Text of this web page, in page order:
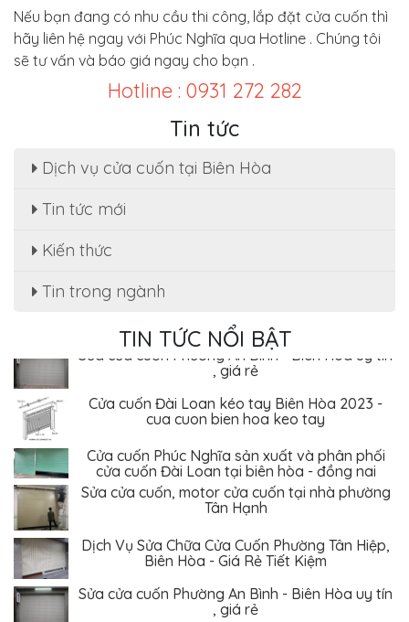
Nếu bạn đang có nhu cầu thi công, lắp đặt cửa cuốn thì
hãy liên hệ ngay với Phúc Nghĩa qua Hotline . Chúng tôi
sẽ tư vấn và báo giá ngay cho bạn .
Hotline : 0931 272 282
Tin tức
Dịch vụ cửa cuốn tại Biên Hòa
Tin tức mới
Kiến thức
Tin trong ngành
TIN TỨC NỔI BẬT
Sửa cửa cuốn, motor cửa cuốn tại nhà phường
Dịch Vụ Sửa Chữa Cửa Cuốn Phường Tân Hiệp,
Sửa cửa cuốn Phường An Bình - Biên Hòa uy tín
, giá rẻ
Cửa cuốn Đài Loan kéo tay Biên Hòa 2023 -
cua cuon bien hoa keo tay
Cửa cuốn Phúc Nghĩa sản xuất và phân phối
cửa cuốn Đài Loan tại biên hòa - đồng nai
Sửa cửa cuốn, motor cửa cuốn tại nhà phường
Tân Hạnh
Dịch Vụ Sửa Chữa Cửa Cuốn Phường Tân Hiệp,
Biên Hòa - Giá Rẻ Tiết Kiệm
Sửa cửa cuốn Phường An Bình - Biên Hòa uy tín
, giá rẻ